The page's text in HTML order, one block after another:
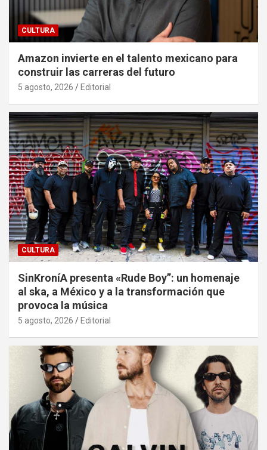
CULTURA
Amazon invierte en el talento mexicano para
construir las carreras del futuro
5 agosto, 2026 Editorial
CULTURA
SinKroníA presenta «Rude Boy”: un homenaje
al ska, a México y a la transformación que
provoca la música
5 agosto, 2026 Editorial